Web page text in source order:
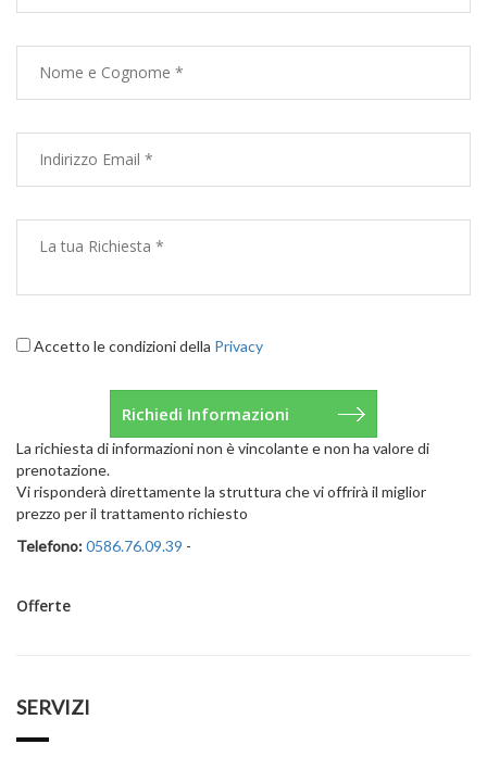
Accetto le condizioni della Privacy
La richiesta di informazioni non è vincolante e non ha valore di
prenotazione.
Vi risponderà direttamente la struttura che vi offrirà il miglior
prezzo per il trattamento richiesto
Telefono:0586.76.09.39 -
Offerte
SERVIZI